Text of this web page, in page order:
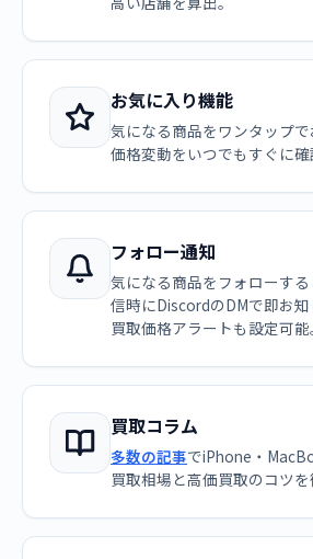
お気に入り機能
気になる商品をワンタップで
価格変動をいつでもすぐに確
フォロー通知
気になる商品をフォローす
信時にDiscordのDMで即お
買取価格アラートも設定可能
買取コラム
多数の記事でiPhone・
買取相場と高価買取のコツを